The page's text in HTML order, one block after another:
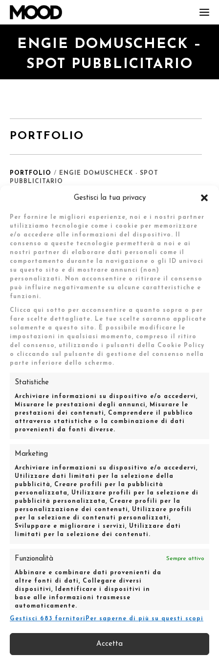
Gestisci la tua privacy
Per fornire le migliori esperienze, noi e i nostri partner
utilizziamo tecnologie come i cookie per memorizzare
e/o accedere alle informazioni del dispositivo. Il
consenso a queste tecnologie permetterà a noi e ai
nostri partner di elaborare dati personali come il
comportamento durante la navigazione o gli ID univoci
su questo sito e di mostrare annunci (non)
personalizzati. Non acconsentire o ritirare il consenso
può influire negativamente su alcune caratteristiche e
funzioni.
Clicca qui sotto per acconsentire a quanto sopra o per
fare scelte dettagliate. Le tue scelte saranno applicate
solamente a questo sito. È possibile modificare le
impostazioni in qualsiasi momento, compreso il ritiro
del consenso, utilizzando i pulsanti della Cookie Policy
o cliccando sul pulsante di gestione del consenso nella
parte inferiore dello schermo.
Statistiche
Archiviare informazioni su dispositivo e/o accedervi,
Misurare le prestazioni degli annunci, Misurare le
prestazioni dei contenuti, Comprendere il pubblico
attraverso statistiche o la combinazione di dati
provenienti da fonti diverse.
Marketing
Archiviare informazioni su dispositivo e/o accedervi,
Utilizzare dati limitati per la selezione della
pubblicità, Creare profili per la pubblicità
personalizzata, Utilizzare profili per la selezione di
pubblicità personalizzata, Creare profili per la
personalizzazione dei contenuti, Utilizzare profili
per la selezione di contenuti personalizzati,
Sviluppare e migliorare i servizi, Utilizzare dati
limitati per la selezione dei contenuti.
Funzionalità Sempre attivo
Abbinare e combinare dati provenienti da
altre fonti di dati, Collegare diversi
dispositivi, Identificare i dispositivi in
base alle informazioni trasmesse
automaticamente.
frodi, correggere errori, Erogare e
Gestisci 683 fornitori Per saperne di più su questi scopi
Accetta
T
o
n
ENGIE DOMUSCHECK –
SPOT PUBBLICITARIO
PORTFOLIO
PORTFOLIO /
ENGIE DOMUSCHECK - SPOT
PUBBLICITARIO
Engie DOMUSCHECK - Spot
Pubblicitario
2017
Modello:
VAI AL SITO
AGENZIA DI MODA E SPETTACOLO MILANO
Via Vincenzo Foppa, 46 – 20144 – Milano
0287022557
|
Fax: 0289760102
info@moodmanagement.it
© 2015-2025 Mood Management S.r.l. - All rights
reserved C.F. / P. IVA 08665410968 Capitale sociale €.